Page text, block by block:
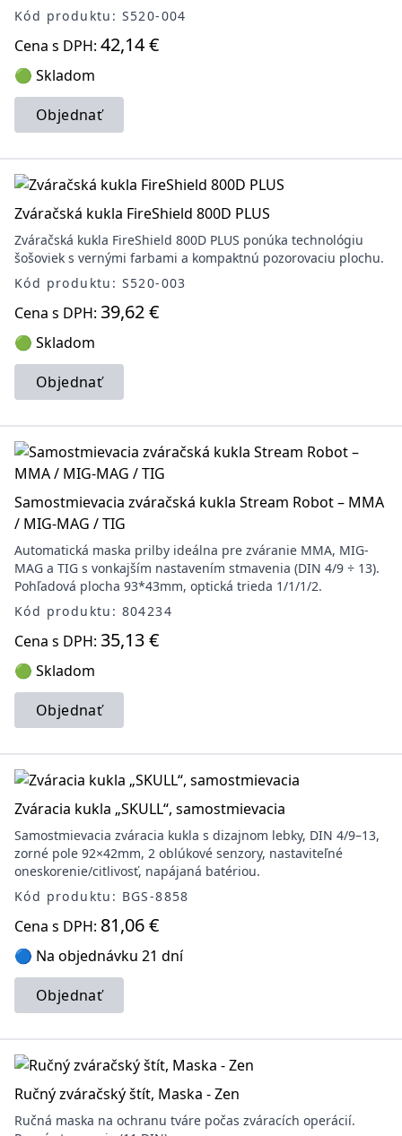
Kód produktu: S520-004
Cena s DPH: 42,14 €
🟢 Skladom
Objednať
Zváračská kukla FireShield 800D PLUS
Zváračská kukla FireShield 800D PLUS ponúka technológiu
šošoviek s vernými farbami a kompaktnú pozorovaciu plochu.
Kód produktu: S520-003
Cena s DPH: 39,62 €
🟢 Skladom
Objednať
Samostmievacia zváračská kukla Stream Robot – MMA
/ MIG-MAG / TIG
Automatická maska prilby ideálna pre zváranie MMA, MIG-
MAG a TIG s vonkajším nastavením stmavenia (DIN 4/9 ÷ 13).
Pohľadová plocha 93*43mm, optická trieda 1/1/1/2.
Kód produktu: 804234
Cena s DPH: 35,13 €
🟢 Skladom
Objednať
Zváracia kukla „SKULL“, samostmievacia
Samostmievacia zváracia kukla s dizajnom lebky, DIN 4/9–13,
zorné pole 92×42mm, 2 oblúkové senzory, nastaviteľné
oneskorenie/citlivosť, napájaná batériou.
Kód produktu: BGS-8858
Cena s DPH: 81,06 €
🔵 Na objednávku 21 dní
Objednať
Ručný zváračský štít, Maska - Zen
Ručná maska na ochranu tváre počas zváracích operácií.